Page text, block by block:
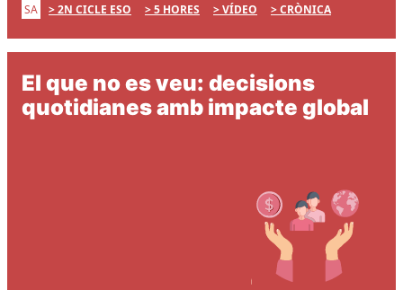
SA 2N CICLE ESO 5 HORES VÍDEO CRÒNICA
El que no es veu: decisions
quotidianes amb impacte global